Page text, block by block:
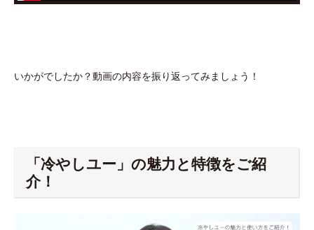
いかがでしたか？動画の内容を振り返ってみましょう！
「冷やしユー」の魅力と特徴をご紹
介！